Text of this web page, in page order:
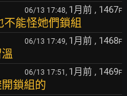
06/13 17:48, 1月前 , 1467F
能怪她們鎖組
06/13 17:49, 1月前 , 1468F
06/13 17:51, 1月前 , 1469F
鎖組的